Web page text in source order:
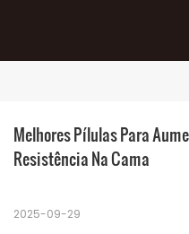
Melhores Pílulas Para
Resistência Na Cama
2025-09-29